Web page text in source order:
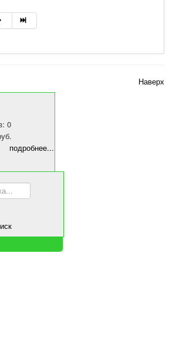
Наверх
0
подробнее...